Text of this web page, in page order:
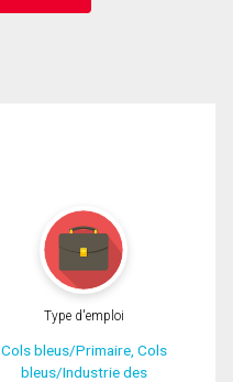
Type d'emploi
Cols bleus/Primaire, Cols
bleus/Industrie des